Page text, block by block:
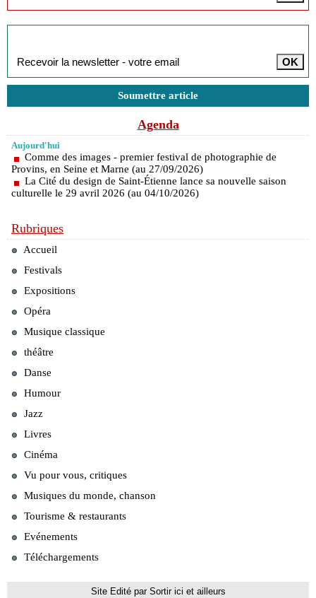
Soumettre article
Agenda
Aujourd'hui
Comme des images - premier festival de photographie de
Provins, en Seine et Marne (au 27/09/2026)
La Cité du design de Saint-Étienne lance sa nouvelle saison
culturelle le 29 avril 2026 (au 04/10/2026)
Rubriques
Accueil
Festivals
Expositions
Opéra
Musique classique
théâtre
Danse
Humour
Jazz
Livres
Cinéma
Vu pour vous, critiques
Musiques du monde, chanson
Tourisme & restaurants
Evénements
Téléchargements
Site Edité par Sortir ici et ailleurs